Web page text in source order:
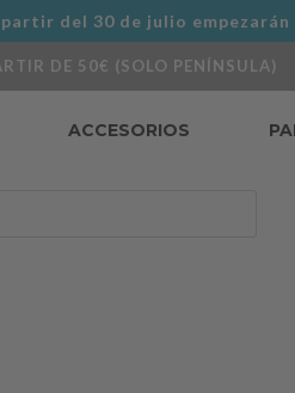
del 30 de julio
DE 50€ (SOLO PENÍNSULA)
ACCESORIOS